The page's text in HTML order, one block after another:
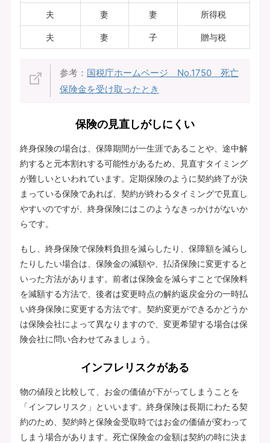
夫 妻 妻 所得税
夫 妻 子 贈与税
参考： 国税庁ホームページ No.1750 死亡
保険金を受け取ったとき
保険の見直しがしにくい
終身保険の場合は、保障期間が一生涯であることや、途中解
約すると元本割れする可能性があるため、見直すタイミング
が難しいといわれています。定期保険のように契約終了が決
まっている保険であれば、契約が終わるタイミングで見直し
やすいのですが、終身保険にはこのようなきっかけがないか
らです。
もし、終身保険で保険料負担を減らしたり、保障額を減らし
たりしたい場合は、保険金の減額や、払済保険に変更すると
いった方法があります。前者は保険金を減らすことで保険料
を減額する方法で、後者は変更時点の解約返戻金分の一時払
い終身保険に変更する方法です。契約変更ができるかどうか
は保険会社によって異なりますので、変更希望する場合は保
険会社に問い合わせてみましょう。
インフレリスクがある
物の値段と比較して、お金の価値が下がってしまうことを
「インフレリスク」といいます。終身保険は長期にわたる契
約のため、契約時と保険金受取時ではお金の価値が変わって
しまう場合があります。死亡保険金の金額は契約の時に決ま